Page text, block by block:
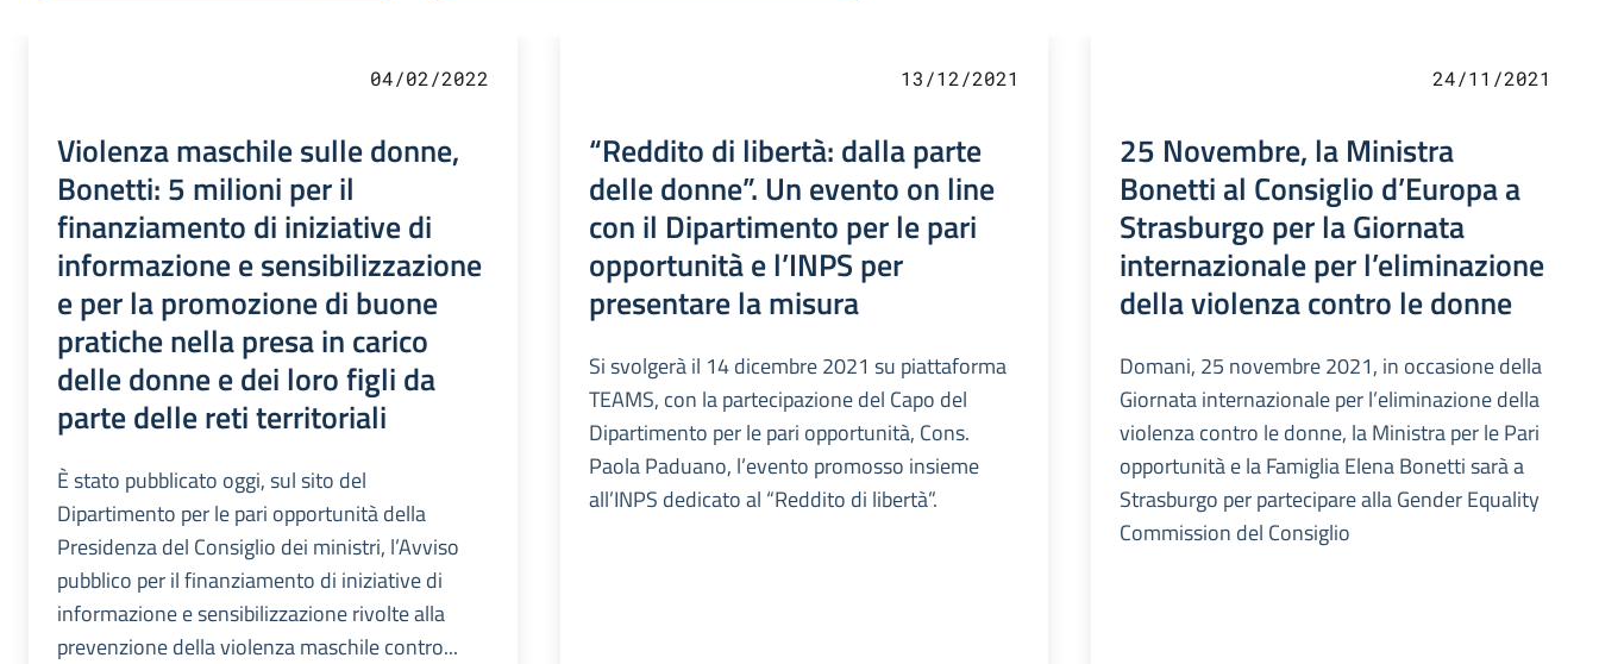
04/02/2022
Violenza maschile sulle donne,
Bonetti: 5 milioni per il
finanziamento di iniziative di
informazione e sensibilizzazione
e per la promozione di buone
pratiche nella presa in carico
delle donne e dei loro figli da
parte delle reti territoriali
È stato pubblicato oggi, sul sito del
Dipartimento per le pari opportunità della
Presidenza del Consiglio dei ministri, l’Avviso
pubblico per il finanziamento di iniziative di
informazione e sensibilizzazione rivolte alla
prevenzione della violenza maschile contro...
13/12/2021
“Reddito di libertà: dalla parte
delle donne”. Un evento on line
con il Dipartimento per le pari
opportunità e l’INPS per
presentare la misura
Si svolgerà il 14 dicembre 2021 su piattaforma
TEAMS, con la partecipazione del Capo del
Dipartimento per le pari opportunità, Cons.
Paola Paduano, l’evento promosso insieme
all’INPS dedicato al “Reddito di libertà”.
24/11/2021
25 Novembre, la Ministra
Bonetti al Consiglio d’Europa a
Strasburgo per la Giornata
internazionale per l’eliminazione
della violenza contro le donne
Domani, 25 novembre 2021, in occasione della
Giornata internazionale per l’eliminazione della
violenza contro le donne, la Ministra per le Pari
opportunità e la Famiglia Elena Bonetti sarà a
Strasburgo per partecipare alla Gender Equality
Commission del Consiglio